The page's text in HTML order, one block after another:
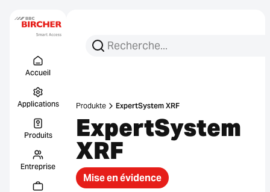
Accueil
Applications
Produits
Entreprise
Recherchez :
Recherche
Produkte ExpertSystem XRF
ExpertSystem
XRF
Mise en évidence